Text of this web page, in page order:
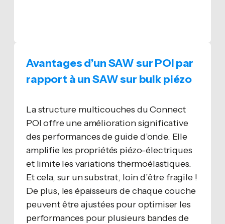
Avantages d’un SAW sur POI par
rapport à un SAW sur bulk piézo
La structure multicouches du Connect
POI offre une amélioration significative
des performances de guide d’onde. Elle
amplifie les propriétés piézo-électriques
et limite les variations thermoélastiques.
Et cela, sur un substrat, loin d’être fragile !
De plus, les épaisseurs de chaque couche
peuvent être ajustées pour optimiser les
performances pour plusieurs bandes de